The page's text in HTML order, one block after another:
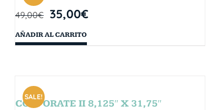
49,00€ 35,00€
AÑADIR AL CARRITO
SALE!
CORPORATE II 8,125″ X 31,75″